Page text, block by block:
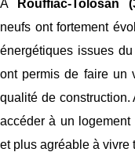
À Rouffiac-Tolosan
neufs ont fortement
énergétiques issues du
ont permis de faire un
qualité de construction.
accéder à un
et plus agréable à vivre